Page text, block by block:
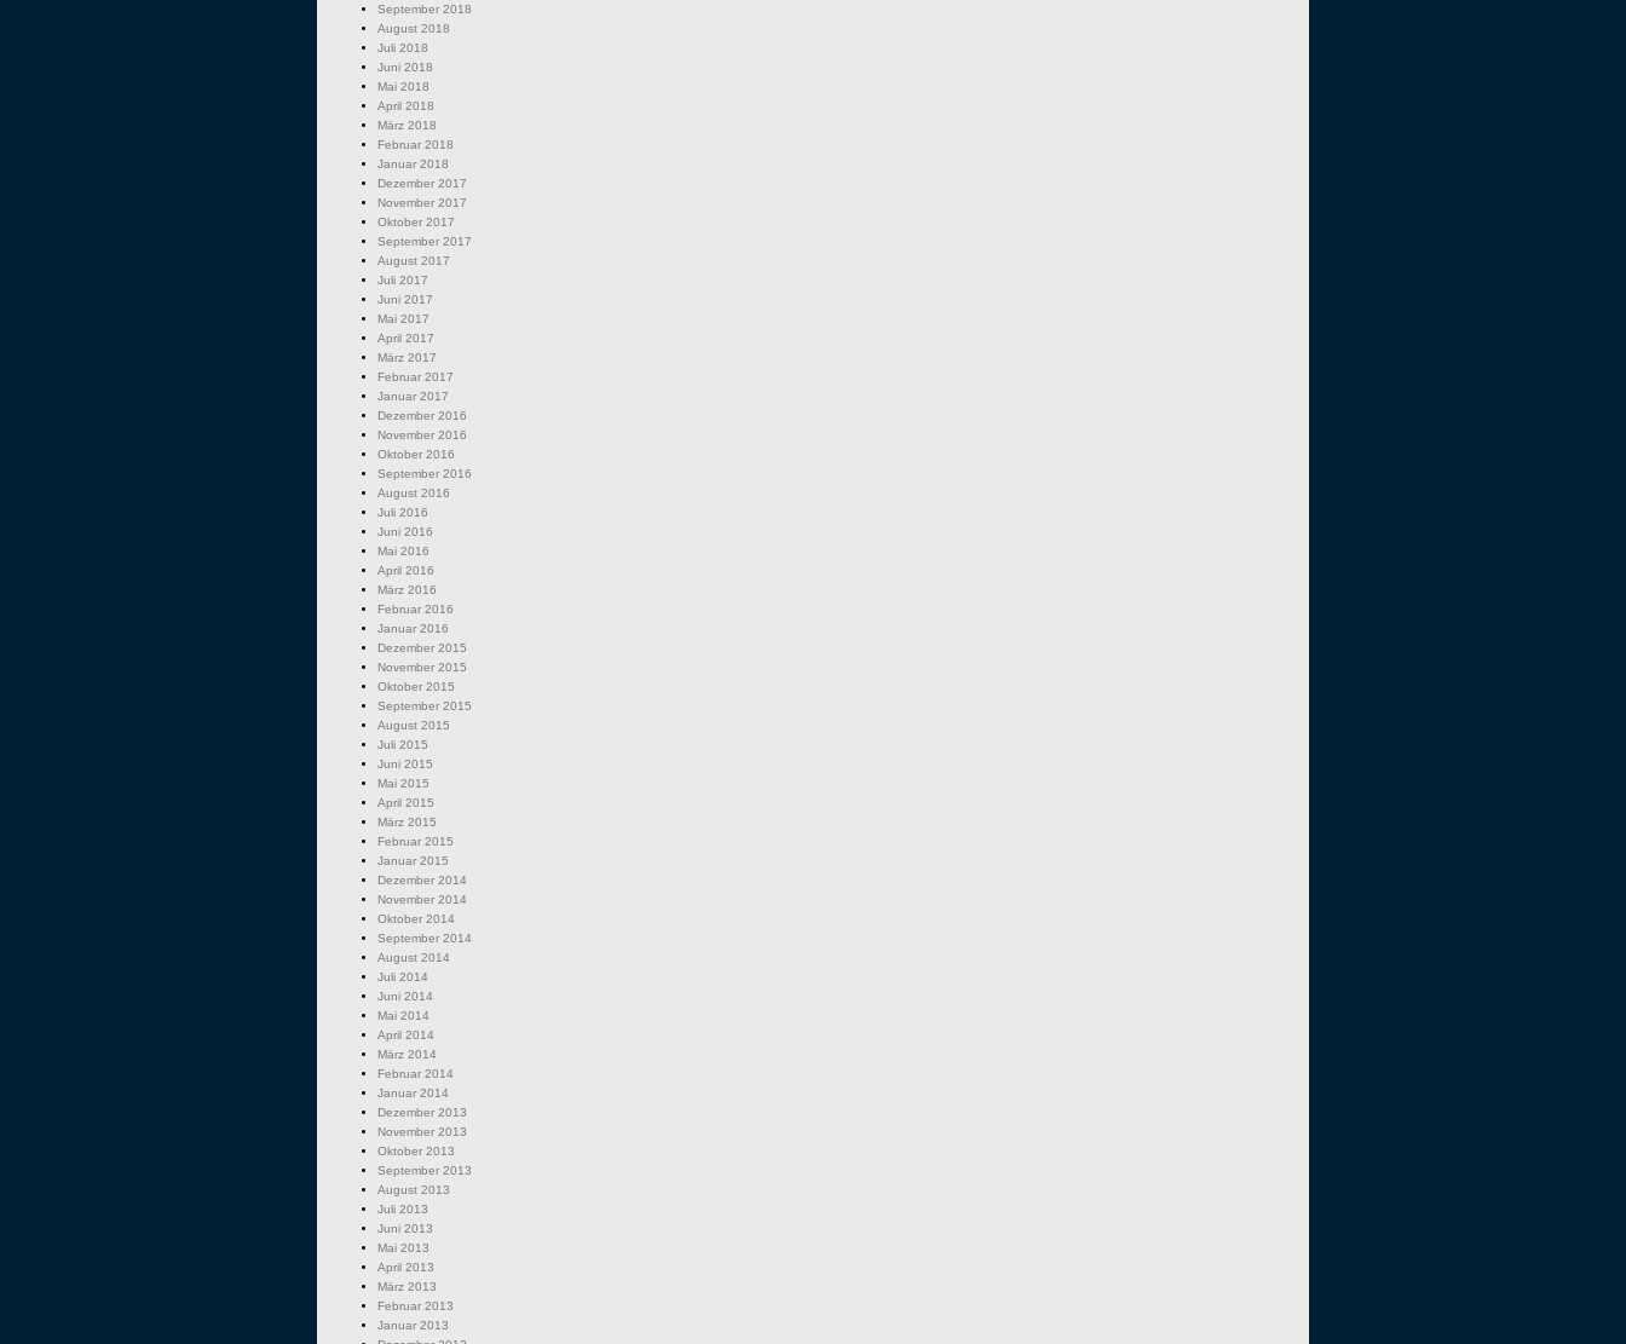
September 2018
August 2018
Juli 2018
Juni 2018
Mai 2018
April 2018
März 2018
Februar 2018
Januar 2018
Dezember 2017
November 2017
Oktober 2017
September 2017
August 2017
Juli 2017
Juni 2017
Mai 2017
April 2017
März 2017
Februar 2017
Januar 2017
Dezember 2016
November 2016
Oktober 2016
September 2016
August 2016
Juli 2016
Juni 2016
Mai 2016
April 2016
März 2016
Februar 2016
Januar 2016
Dezember 2015
November 2015
Oktober 2015
September 2015
August 2015
Juli 2015
Juni 2015
Mai 2015
April 2015
März 2015
Februar 2015
Januar 2015
Dezember 2014
November 2014
Oktober 2014
September 2014
August 2014
Juli 2014
Juni 2014
Mai 2014
April 2014
März 2014
Februar 2014
Januar 2014
Dezember 2013
November 2013
Oktober 2013
September 2013
August 2013
Juli 2013
Juni 2013
Mai 2013
April 2013
März 2013
Februar 2013
Januar 2013